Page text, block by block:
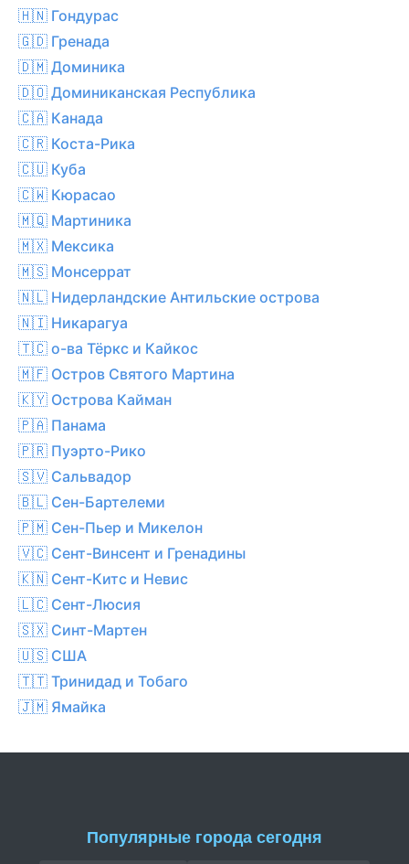
🇭🇳 Гондурас
🇬🇩 Гренада
🇩🇲 Доминика
🇩🇴 Доминиканская Республика
🇨🇦 Канада
🇨🇷 Коста-Рика
🇨🇺 Куба
🇨🇼 Кюрасао
🇲🇶 Мартиника
🇲🇽 Мексика
🇲🇸 Монсеррат
🇳🇱 Нидерландские Антильские острова
🇳🇮 Никарагуа
🇹🇨 о-ва Тёркс и Кайкос
🇲🇫 Остров Святого Мартина
🇰🇾 Острова Кайман
🇵🇦 Панама
🇵🇷 Пуэрто-Рико
🇸🇻 Сальвадор
🇧🇱 Сен-Бартелеми
🇵🇲 Сен-Пьер и Микелон
🇻🇨 Сент-Винсент и Гренадины
🇰🇳 Сент-Китс и Невис
🇱🇨 Сент-Люсия
🇸🇽 Синт-Мартен
🇺🇸 США
🇹🇹 Тринидад и Тобаго
🇯🇲 Ямайка
Популярные города сегодня